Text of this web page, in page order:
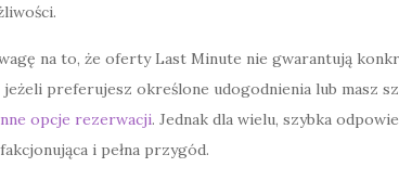
na to, że oferty Last Minute nie gwarantują
jeżeli preferujesz określone udogodnienia lub masz
opcje rezerwacji. Jednak dla wielu, szybka
i pełna przygód.